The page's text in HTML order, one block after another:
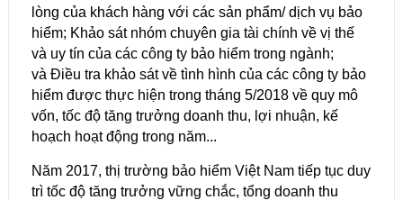
lòng của khách hàng với các sản phẩm/ dịch vụ bảo
hiểm; Khảo sát nhóm chuyên gia tài chính về vị thế
và uy tín của các công ty bảo hiểm trong ngành;
và Điều tra khảo sát về tình hình của các công ty bảo
hiểm được thực hiện trong tháng 5/2018 về quy mô
vốn, tốc độ tăng trưởng doanh thu, lợi nhuận, kế
hoạch hoạt động trong năm...
Năm 2017, thị trường bảo hiểm Việt Nam tiếp tục duy
trì tốc độ tăng trưởng vững chắc, tổng doanh thu